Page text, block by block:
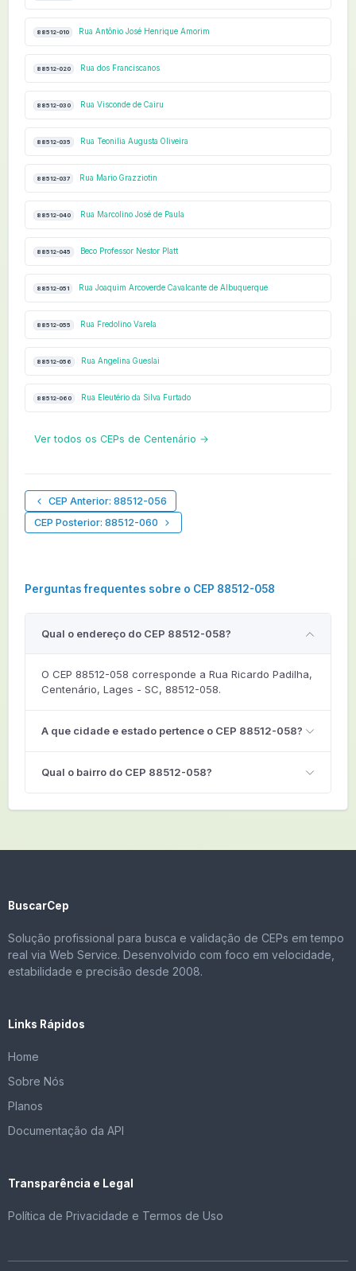
88512-010 Rua Antônio José Henrique Amorim
88512-020 Rua dos Franciscanos
88512-030 Rua Visconde de Cairu
88512-035 Rua Teonilia Augusta Oliveira
88512-037 Rua Mario Grazziotin
88512-040 Rua Marcolino José de Paula
88512-045 Beco Professor Nestor Platt
88512-051 Rua Joaquim Arcoverde Cavalcante de Albuquerque
88512-055 Rua Fredolino Varela
88512-056 Rua Angelina Gueslai
88512-060 Rua Eleutério da Silva Furtado
Ver todos os CEPs de Centenário →
CEP Anterior: 88512-056
CEP Posterior: 88512-060
Perguntas frequentes sobre o CEP 88512-058
Qual o endereço do CEP 88512-058?
O CEP 88512-058 corresponde a Rua Ricardo Padilha,
Centenário, Lages - SC, 88512-058.
A que cidade e estado pertence o CEP 88512-058?
Qual o bairro do CEP 88512-058?
BuscarCep
Solução profissional para busca e validação de CEPs em tempo
real via Web Service. Desenvolvido com foco em velocidade,
estabilidade e precisão desde 2008.
Links Rápidos
Home
Sobre Nós
Planos
Documentação da API
Transparência e Legal
Política de Privacidade e Termos de Uso